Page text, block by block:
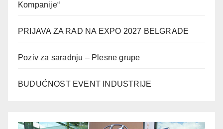
Kompanije“
PRIJAVA ZA RAD NA EXPO 2027 BELGRADE
Poziv za saradnju – Plesne grupe
BUDUĆNOST EVENT INDUSTRIJE